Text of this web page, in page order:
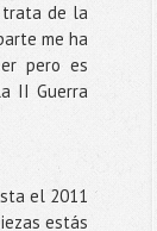
trata de la
me ha
pero es
II Guerra
el 2011
estás